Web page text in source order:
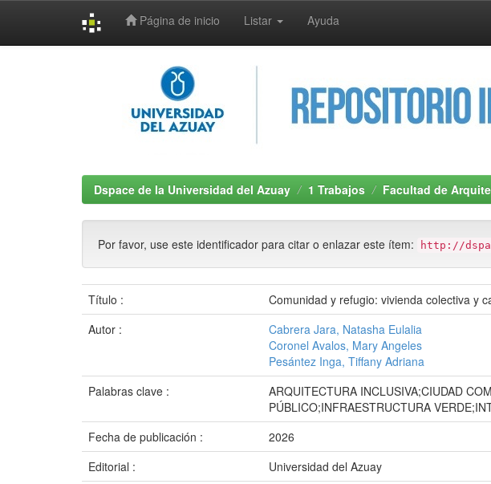
Página de inicio Listar Ayuda
Dspace de la Universidad del Azuay 1 Trabajos Facultad de
Por favor, use este identificador para citar o enlazar este ítem: http://
Título :
Comunidad y refugio: vivienda colectiva y
Autor :
Cabrera Jara, Natasha Eulalia
Coronel Avalos, Mary Angeles
Pesántez Inga, Tiffany Adriana
Palabras clave :
ARQUITECTURA INCLUSIVA;CIUDAD
PÚBLICO;INFRAESTRUCTURA
Fecha de publicación :
2026
Editorial :
Universidad del Azuay